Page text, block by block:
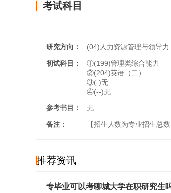
考试科目
研究方向： (04)人力资源管理与领导力
初试科目：
①(199)管理类综合能力
②(204)英语（二）
③(-)无
④(--)无
参考书目： 无
备注： 【招生人数为专业招生总
推荐资讯
专毕业可以考聊城大学在职研究生